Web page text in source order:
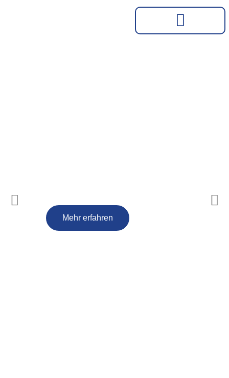
Mehr erfahren